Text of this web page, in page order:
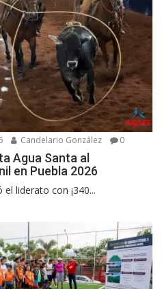
Candelario González 0
Agua Santa al
en Puebla 2026
liderato con ¡340...